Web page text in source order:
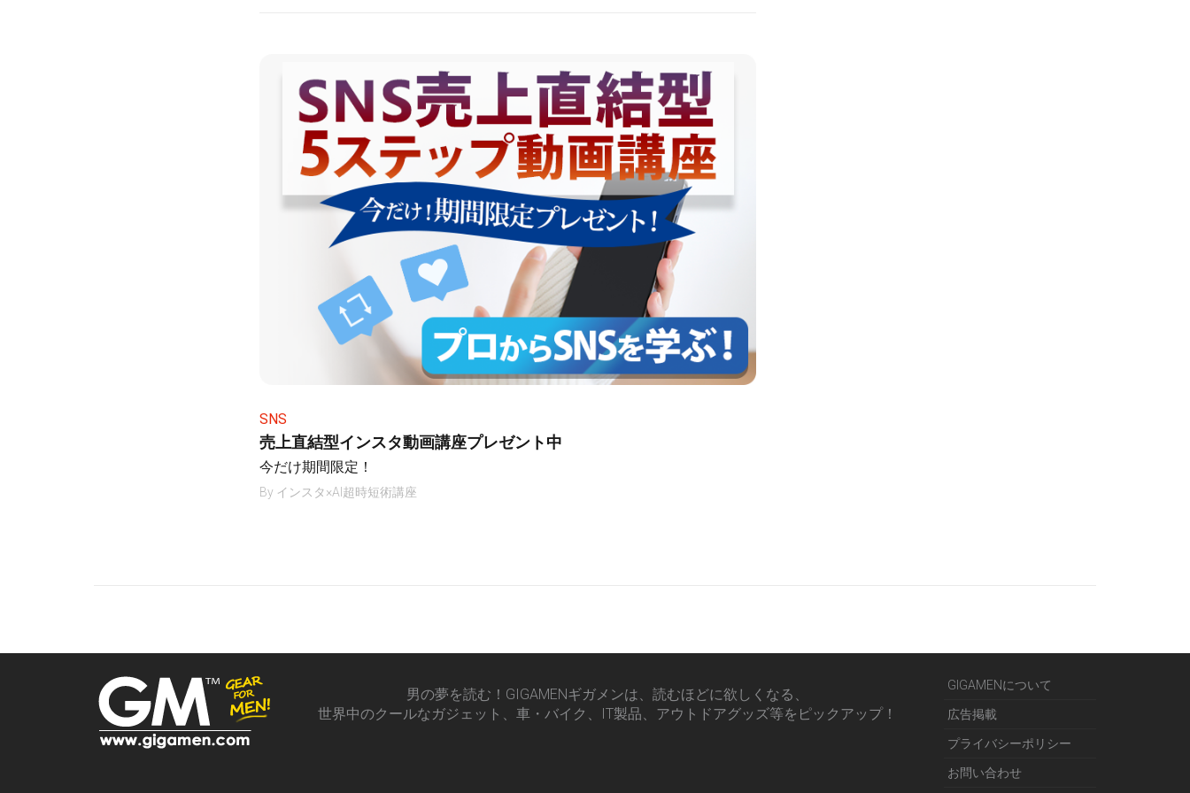
SNS
売上直結型インスタ動画講座プレゼント中
今だけ期間限定！
By インスタ×AI超時短術講座
男の夢を読む！GIGAMENギガメンは、読むほどに欲しくなる、
世界中のクールなガジェット、車・バイク、IT製品、アウトドアグッズ等をピックアップ！
GIGAMENについて
広告掲載
プライバシーポリシー
お問い合わせ